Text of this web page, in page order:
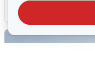
6 августа